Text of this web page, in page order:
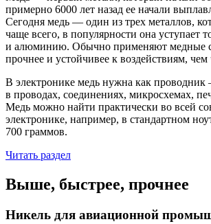
примерно 6000 лет назад ее начали
Сегодня медь — один из трех металлов,
чаще всего, в популярности она уступает
и алюминию. Обычно применяют медные
прочнее и устойчивее к воздействиям,
В электронике медь нужна как
в проводах, соединениях, микросхемах,
Медь можно найти практически во всей
электронике, например, в стандартном
700 граммов.
Читать раздел
Выше, быстрее, прочнее
Никель для авиационной